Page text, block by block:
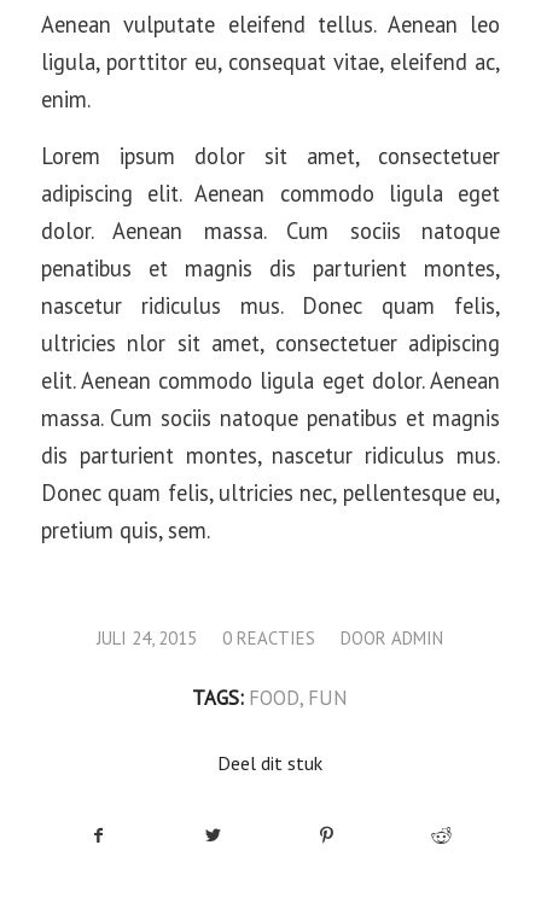
Aenean vulputate eleifend tellus. Aenean leo
ligula, porttitor eu, consequat vitae, eleifend ac,
enim.
Lorem ipsum dolor sit amet, consectetuer
adipiscing elit. Aenean commodo ligula eget
dolor. Aenean massa. Cum sociis natoque
penatibus et magnis dis parturient montes,
nascetur ridiculus mus. Donec quam felis,
ultricies nlor sit amet, consectetuer adipiscing
elit. Aenean commodo ligula eget dolor. Aenean
massa. Cum sociis natoque penatibus et magnis
dis parturient montes, nascetur ridiculus mus.
Donec quam felis, ultricies nec, pellentesque eu,
pretium quis, sem.
JULI 24, 2015
/ 0 REACTIES
/ DOORADMIN
TAGS: FOOD, FUN
Deel dit stuk